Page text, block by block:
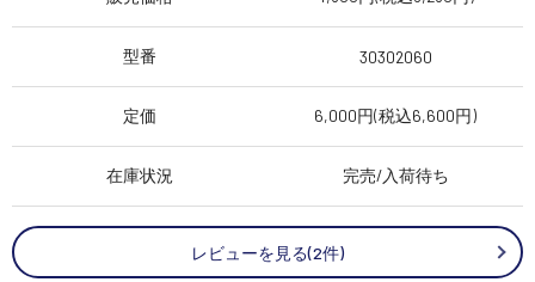
型番 30302060
定価 6,000円(税込6,600円)
在庫状況 完売/入荷待ち
レビューを見る(2件)